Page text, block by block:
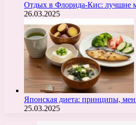
Отдых в Флорида-Кис: лучшие
26.03.2025
Японская диета: принципы,
25.03.2025